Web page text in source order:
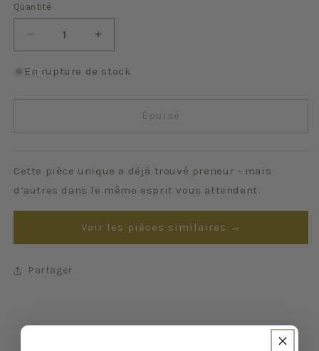
Quantité
Quantité
Réduire
la
quantité
Francine
Augmenter
la
quantité
Francine
En rupture de stock
Épuisé
Cette pièce unique a déjà trouvé preneur - mais
d’autres dans le même esprit vous attendent.
Voir les pièces similaires →
Partager